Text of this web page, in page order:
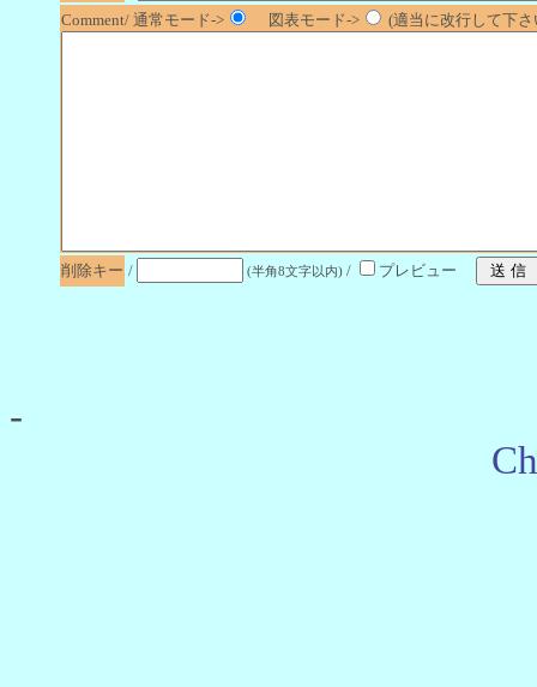
Comment/ 通常モード->
図表モード-> (適当に改行して下
削除キー / (半角8文字以内) / プレビュー
-